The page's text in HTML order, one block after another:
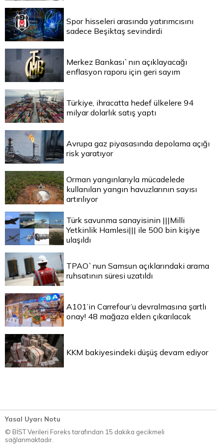
Spor hisseleri arasında yatırımcısını
sadece Beşiktaş sevindirdi
Merkez Bankası`nın açıklayacağı
enflasyon raporu için geri sayım
Türkiye, ihracatta hedef ülkelere 94
milyar dolarlık satış yaptı
Avrupa gaz piyasasında depolama açığı
risk yaratıyor
Orman yangınlarıyla mücadelede
kullanılan yangın havuzlarının sayısı
artırılıyor
Türk savunma sanayisinin |||Milli
Yetkinlik Hamlesi||| ile 500 bin kişiye
ulaşıldı
TPAO`nun Samsun açıklarındaki arama
ruhsatının süresi uzatıldı
A101’in Carrefour’u devralmasına şartlı
onay! 48 mağaza elden çıkarılacak
KKM bakiyesindeki düşüş devam ediyor
Yasal Uyarı Notu
© BİST Verileri Foreks tarafından 15 dakika gecikmeli
sağlanmaktadır.